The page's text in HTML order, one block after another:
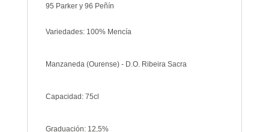
95 Parker y 96 Peñín
Variedades: 100% Mencía
Manzaneda (Ourense) - D.O. Ribeira Sacra
Capacidad: 75cl
Graduación: 12,5%